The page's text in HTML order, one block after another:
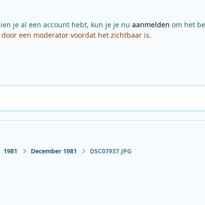
je al een account hebt, kun je je nu aanmelden om het
een moderator voordat het zichtbaar is.
1981 December 1981 DSC07937.JPG